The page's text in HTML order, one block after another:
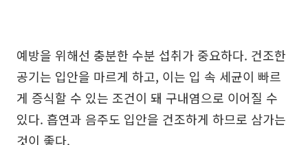
예방을 위해선 충분한 수분 섭취가 중요하다. 건조한
공기는 입안을 마르게 하고, 이는 입 속 세균이 빠르
게 증식할 수 있는 조건이 돼 구내염으로 이어질 수
있다. 흡연과 음주도 입안을 건조하게 하므로 삼가는
것이 좋다.